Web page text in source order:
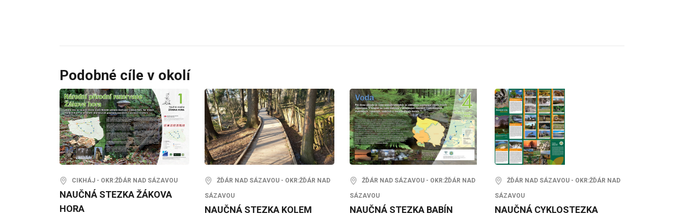
Podobné cíle v okolí
CIKHÁJ - OKR:ŽĎÁR NAD SÁZAVOU
NAUČNÁ STEZKA ŽÁKOVA
HORA
ŽĎÁR NAD SÁZAVOU - OKR:ŽĎÁR NAD
SÁZAVOU
NAUČNÁ STEZKA KOLEM
ŽĎÁR NAD SÁZAVOU - OKR:ŽĎÁR NAD
SÁZAVOU
NAUČNÁ STEZKA BABÍN
ŽĎÁR NAD SÁZAVOU - OKR:ŽĎÁR NAD
SÁZAVOU
NAUČNÁ CYKLOSTEZKA